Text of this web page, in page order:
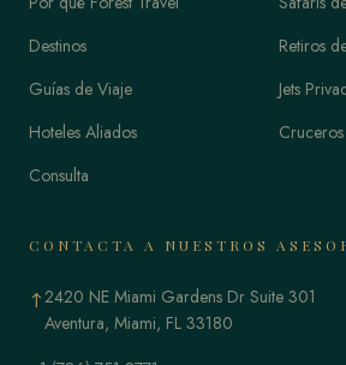
Destinos
Guías de Viaje
Hoteles Aliados
Consulta
Retiros
Jets
CONTACTA A NUESTROS
↑2420 NE Miami Gardens Dr Suite 301
Aventura, Miami, FL 33180